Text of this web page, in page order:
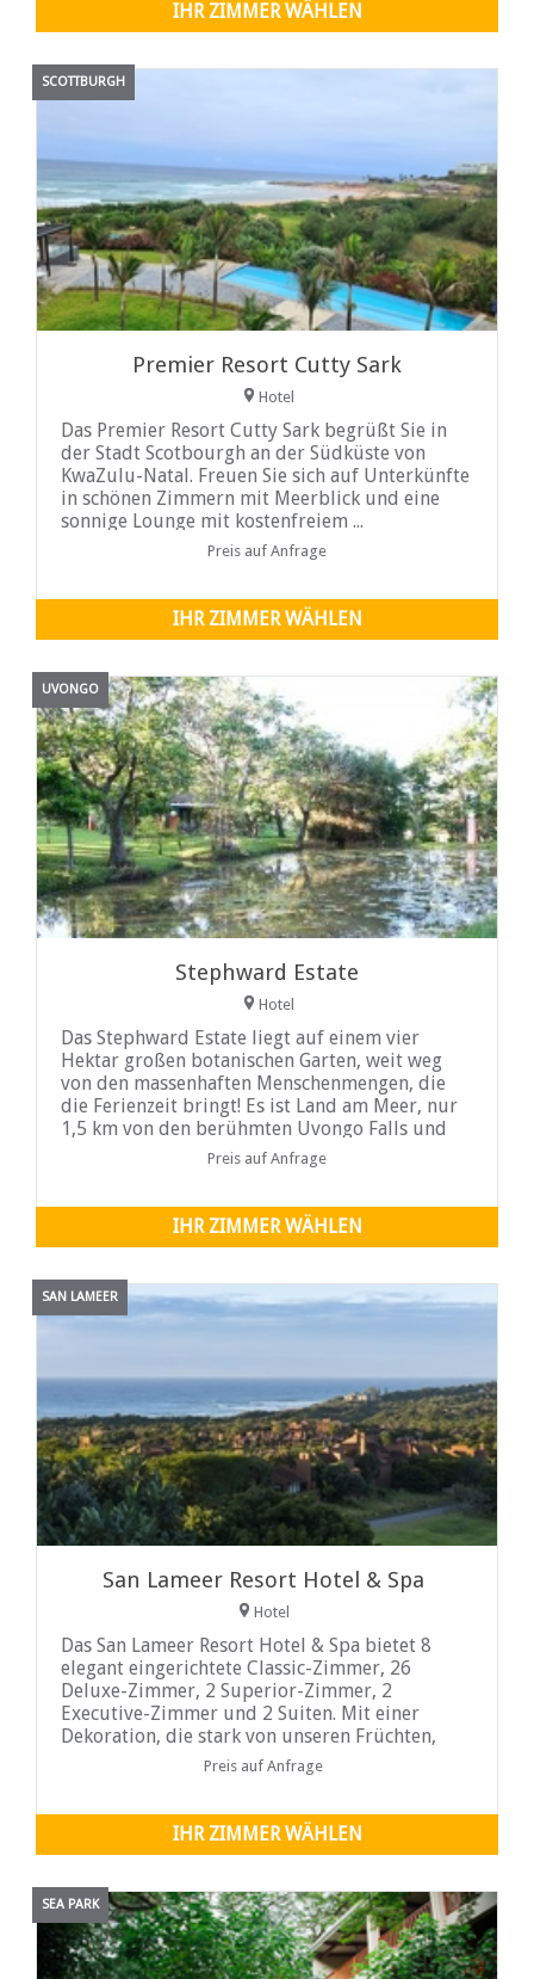
IHR ZIMMER WÄHLEN
SCOTTBURGH
Premier Resort Cutty Sark
Hotel
Das Premier Resort Cutty Sark begrüßt Sie in
der Stadt Scotbourgh an der Südküste von
KwaZulu-Natal. Freuen Sie sich auf Unterkünfte
in schönen Zimmern mit Meerblick und eine
sonnige Lounge mit kostenfreiem ...
Preis auf Anfrage
IHR ZIMMER WÄHLEN
UVONGO
Stephward Estate
Hotel
Das Stephward Estate liegt auf einem vier
Hektar großen botanischen Garten, weit weg
von den massenhaften Menschenmengen, die
die Ferienzeit bringt! Es ist Land am Meer, nur
1,5 km von den berühmten Uvongo Falls und
Strand und zwischen Margate und Shelly Beach.
Wir sind nur wenige Gehminuten ...
Preis auf Anfrage
IHR ZIMMER WÄHLEN
SAN LAMEER
San Lameer Resort Hotel & Spa
Hotel
Das San Lameer Resort Hotel & Spa bietet 8
elegant eingerichtete Classic-Zimmer, 26
Deluxe-Zimmer, 2 Superior-Zimmer, 2
Executive-Zimmer und 2 Suiten. Mit einer
Dekoration, die stark von unseren Früchten,
Preis auf Anfrage
IHR ZIMMER WÄHLEN
SEA PARK